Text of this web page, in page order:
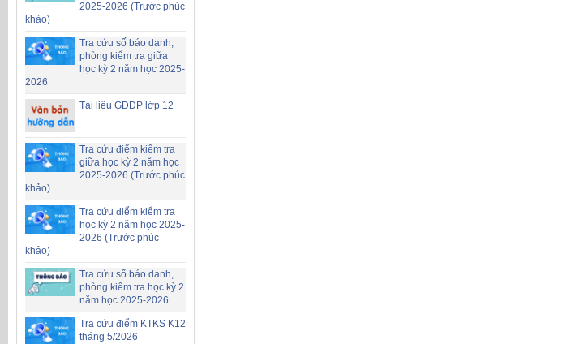
2025-2026 (Trước phúc
khảo)
Tra cứu số báo danh,
phòng kiểm tra giữa
học kỳ 2 năm học 2025-
2026
Tài liệu GDĐP lớp 12
Tra cứu điểm kiểm tra
giữa học kỳ 2 năm học
2025-2026 (Trước phúc
khảo)
Tra cứu điểm kiểm tra
học kỳ 2 năm học 2025-
2026 (Trước phúc
khảo)
Tra cứu số báo danh,
phòng kiểm tra học kỳ 2
năm học 2025-2026
Tra cứu điểm KTKS K12
tháng 5/2026